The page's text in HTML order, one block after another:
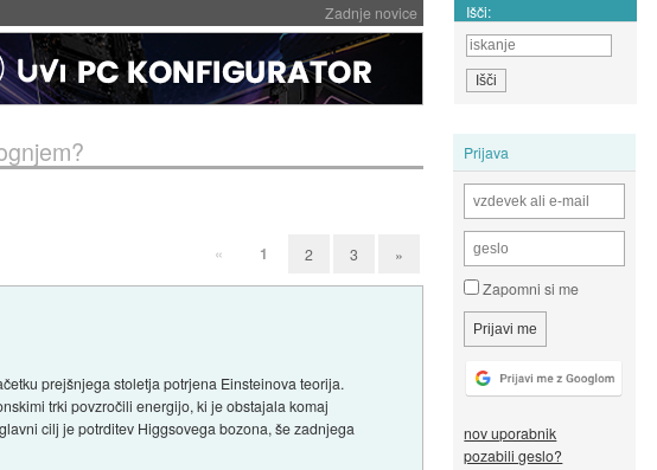
Zadnje novice Išči:
Prijava
Zapomni si me
nov uporabnik
pozabili geslo?
« 1 2 3 »
prejšnjega stoletja potrjena Einsteinova teorija.
trki povzročili energijo, ki je obstajala komaj
cilj je potrditev Higgsovega bozona, še zadnjega